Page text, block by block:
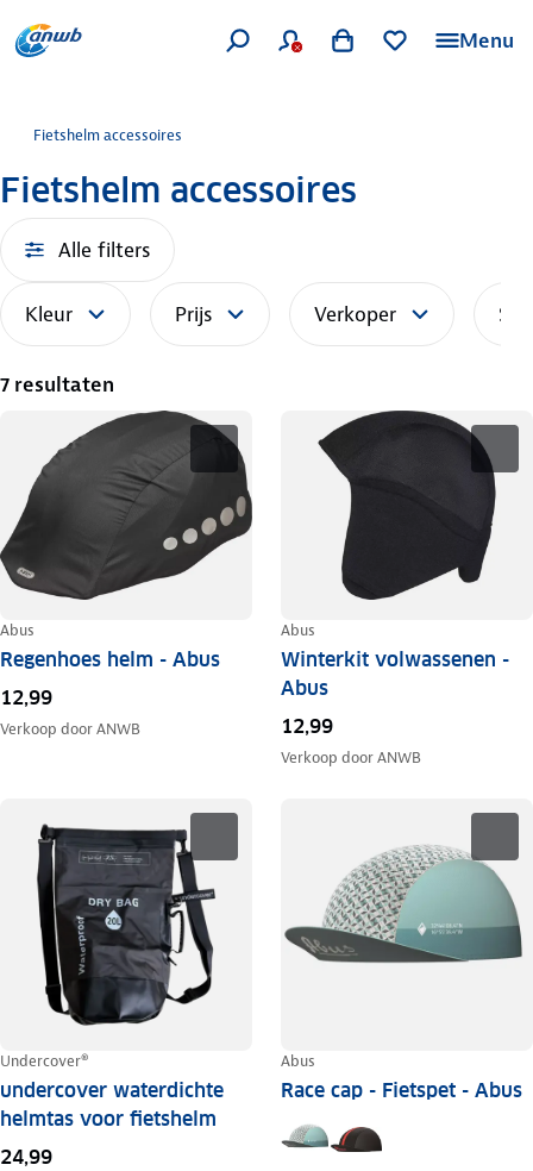
Menu
Fietshelm accessoires
Fietshelm accessoires
Alle filters
Kleur Prijs Verkoper
7 resultaten
Abus
Regenhoes helm - Abus
12,99
Verkoop doorANWB
Abus
Winterkit volwassenen -
Abus
12,99
Verkoop doorANWB
Undercover®
undercover waterdichte
helmtas voor fietshelm
24,99
Abus
Race cap - Fietspet - Abus